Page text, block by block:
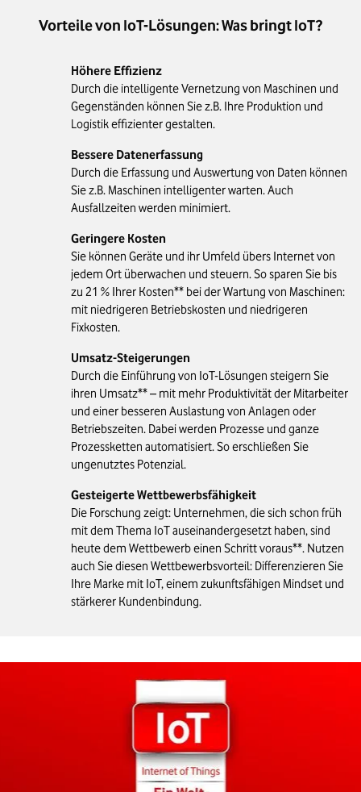
Vorteile von IoT-Lösungen: Was bringt IoT?
Höhere Effizienz
Durch die intelligente Vernetzung von Maschinen und
Gegenständen können Sie z.B. Ihre Produktion und
Logistik effizienter gestalten.
Bessere Datenerfassung
Durch die Erfassung und Auswertung von Daten können
Sie z.B. Maschinen intelligenter warten. Auch
Ausfallzeiten werden minimiert.
Geringere Kosten
Sie können Geräte und ihr Umfeld übers Internet von
jedem Ort überwachen und steuern. So sparen Sie bis
zu 21 % Ihrer Kosten** bei der Wartung von Maschinen:
mit niedrigeren Betriebskosten und niedrigeren
Fixkosten.
Umsatz-Steigerungen
Durch die Einführung von IoT-Lösungen steigern Sie
ihren Umsatz** – mit mehr Produktivität der Mitarbeiter
und einer besseren Auslastung von Anlagen oder
Betriebszeiten. Dabei werden Prozesse und ganze
Prozessketten automatisiert. So erschließen Sie
ungenutztes Potenzial.
Gesteigerte Wettbewerbsfähigkeit
Die Forschung zeigt: Unternehmen, die sich schon früh
mit dem Thema IoT auseinandergesetzt haben, sind
heute dem Wettbewerb einen Schritt voraus**. Nutzen
auch Sie diesen Wettbewerbsvorteil: Differenzieren Sie
Ihre Marke mit IoT, einem zukunftsfähigen Mindset und
stärkerer Kundenbindung.